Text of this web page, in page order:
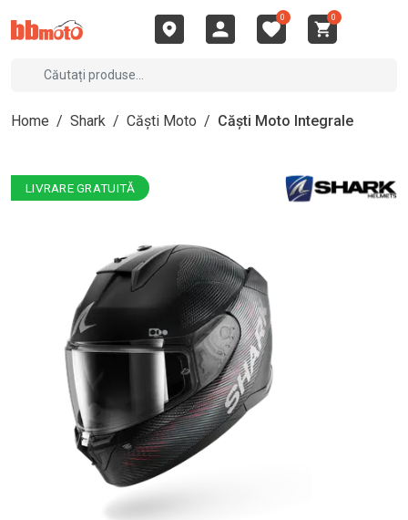
0 0
Home / Shark / Căști Moto / Căști Moto Integrale
LIVRARE GRATUITĂ